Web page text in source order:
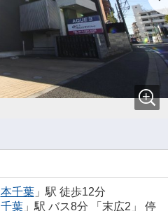
本千葉」駅 徒歩12分
千葉」駅 バス8分 「末広2」 停